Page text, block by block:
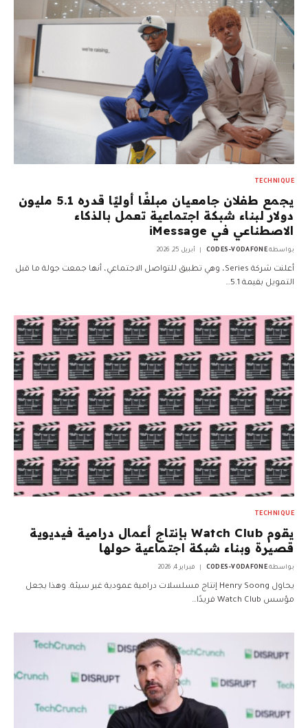
TECHNIQUE
يجمع طفلان جامعيان مبلغًا أوليًا قدره 5.1 مليون
دولار لبناء شبكة اجتماعية تعمل بالذكاء
الاصطناعي في iMessage
بواسطة CODES-VODAFONE أبريل 25, 2026
أعلنت شركة Series، وهي تطبيق للتواصل الاجتماعي، أنها جمعت جولة ما قبل
التمويل بقيمة 5.1…
TECHNIQUE
يقوم Watch Club بإنتاج أعمال درامية فيديوية
قصيرة وبناء شبكة اجتماعية حولها
بواسطة CODES-VODAFONE فبراير 4, 2026
يحاول Henry Soong إنتاج مسلسلات درامية عمودية غير سيئة. وهذا يجعل
مؤسس Watch Club فريدًا…